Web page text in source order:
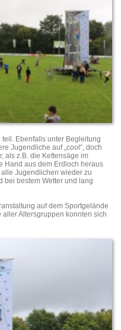
Ebenfalls unter Begleitung
Jugendliche auf „cool“, doch
als z.B. die Kettensäge im
Hand aus dem Erdloch heraus
Jugendlichen wieder zu
bei bestem Wetter und lang
auf dem Sportgelände
Altersgruppen konnten sich